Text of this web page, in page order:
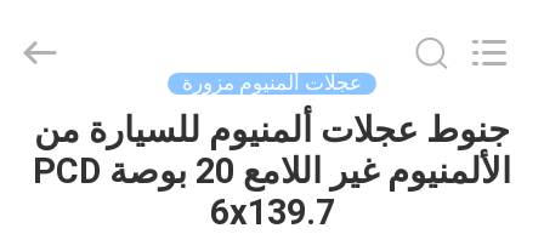
الصفحة
الرئيسية
Industry
Co.,Ltd.
عجلات ألمنيوم مزورة
جنوط عجلات ألمنيوم للسيارة من
الألمنيوم غير اللامع 20 بوصة PCD
6x139.7